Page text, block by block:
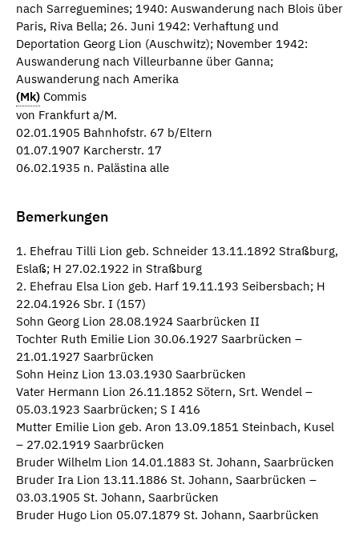
nach Sarreguemines; 1940: Auswanderung nach Blois über
Paris, Riva Bella; 26. Juni 1942: Verhaftung und
Deportation Georg Lion (Auschwitz); November 1942:
Auswanderung nach Villeurbanne über Ganna;
Auswanderung nach Amerika
(Mk) Commis
von Frankfurt a/M.
02.01.1905 Bahnhofstr. 67 b/Eltern
01.07.1907 Karcherstr. 17
06.02.1935 n. Palästina alle
Bemerkungen
1. Ehefrau Tilli Lion geb. Schneider 13.11.1892 Straßburg,
Eslaß; H 27.02.1922 in Straßburg
2. Ehefrau Elsa Lion geb. Harf 19.11.193 Seibersbach; H
22.04.1926 Sbr. I (157)
Sohn Georg Lion 28.08.1924 Saarbrücken II
Tochter Ruth Emilie Lion 30.06.1927 Saarbrücken –
21.01.1927 Saarbrücken
Sohn Heinz Lion 13.03.1930 Saarbrücken
Vater Hermann Lion 26.11.1852 Sötern, Srt. Wendel –
05.03.1923 Saarbrücken; S I 416
Mutter Emilie Lion geb. Aron 13.09.1851 Steinbach, Kusel
– 27.02.1919 Saarbrücken
Bruder Wilhelm Lion 14.01.1883 St. Johann, Saarbrücken
Bruder Ira Lion 13.11.1886 St. Johann, Saarbrücken –
03.03.1905 St. Johann, Saarbrücken
Bruder Hugo Lion 05.07.1879 St. Johann, Saarbrücken